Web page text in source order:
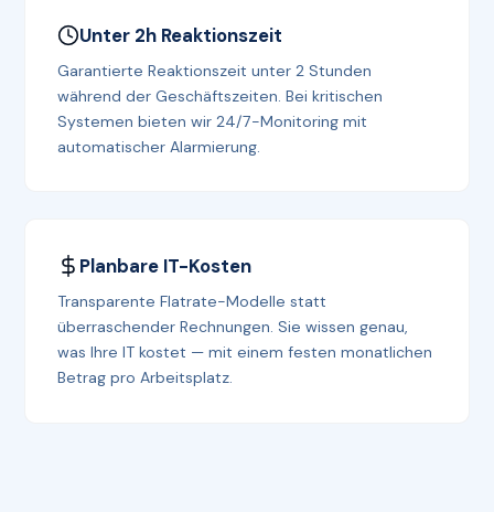
Unter 2h Reaktionszeit
Garantierte Reaktionszeit unter 2 Stunden
während der Geschäftszeiten. Bei kritischen
Systemen bieten wir 24/7-Monitoring mit
automatischer Alarmierung.
Planbare IT-Kosten
Transparente Flatrate-Modelle statt
überraschender Rechnungen. Sie wissen genau,
was Ihre IT kostet — mit einem festen monatlichen
Betrag pro Arbeitsplatz.